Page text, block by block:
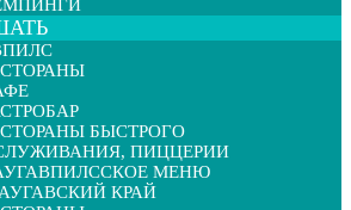
БЫСТРОГО
ПИЦЦЕРИИ
МЕНЮ
КРАЙ